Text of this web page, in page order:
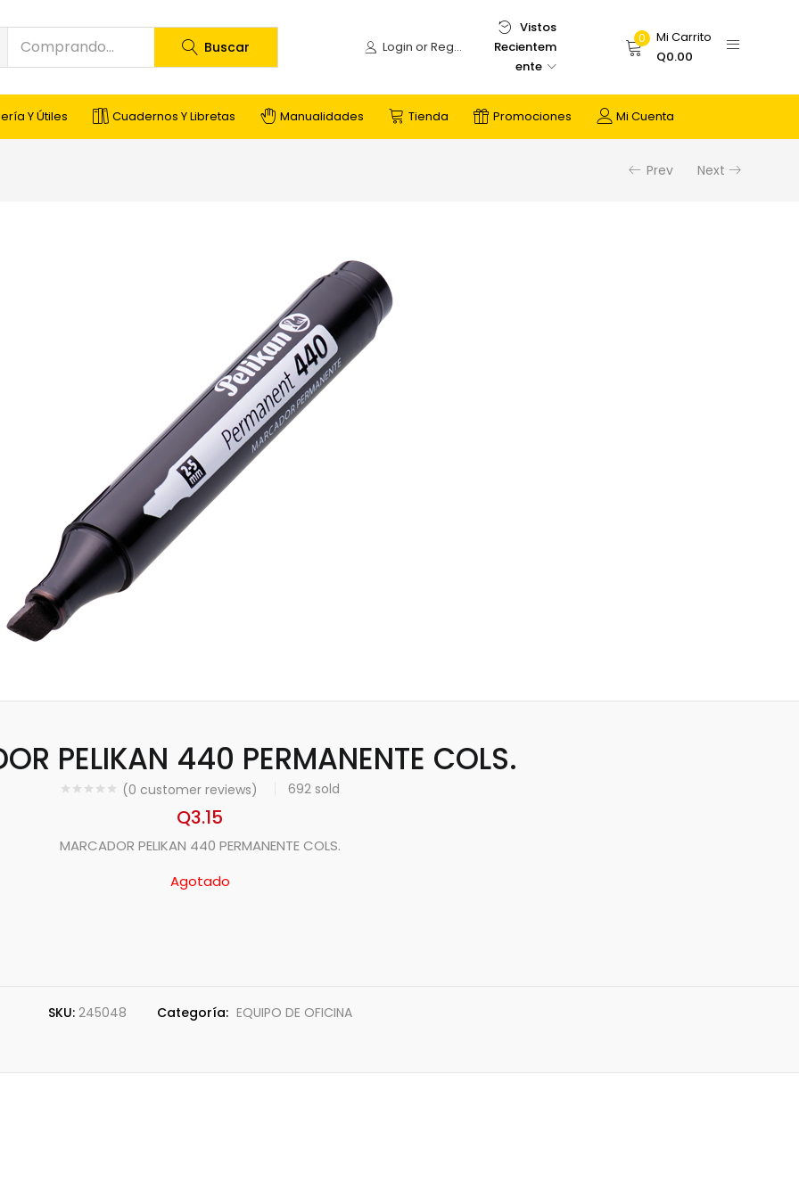
Buscar Login or Register
Vistos
Recientem
ente
0
Mi Carrito
Q0.00
Y Útiles Cuadernos Y Libretas Manualidades Tienda Promociones Mi Cuenta
Prev Next
PELIKAN 440 PERMANENTE COLS.
(0 customer reviews) 692 sold
Q3.15
MARCADOR PELIKAN 440 PERMANENTE COLS.
Agotado
SKU: 245048 Categoría: EQUIPO DE OFICINA